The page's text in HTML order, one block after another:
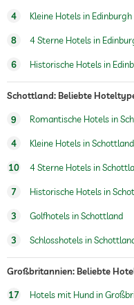
4 Kleine Hotels in Edinburgh
8 4 Sterne Hotels in
6 Historische Hotels in
Schottland: Beliebte
9 Romantische Hotels in
4 Kleine Hotels in Schottland
10 4 Sterne Hotels in
7 Historische Hotels in
3 Golfhotels in Schottland
3 Schlosshotels in
Großbritannien: Beliebte
17 Hotels mit Hund in